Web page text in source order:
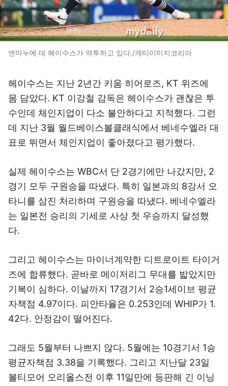
엔마누에 데 헤이수스가 역투하고 있다./게티이미지코리아
헤이수스는 지난 2년간 키움 히어로즈, KT 위즈에
몸 담았다. KT 이강철 감독은 헤이수스가 괜찮은 투
수인데 체인지업이 다소 불안하다고 지적했다. 그런
데 지난 3월 월드베이스볼클래식에서 베네수엘라 대
표로 뛰면서 체인지업이 좋아졌다고 평가했다.
실제 헤이수스는 WBC서 단 2경기에만 나갔지만, 2
경기 모두 구원승을 따냈다. 특히 일본과의 8강서 오
타니를 삼진 처리하며 구원승을 따냈다. 베네수엘라
는 일본전 승리의 기세로 사상 첫 우승까지 달성했
다.
그리고 헤이수스는 마이너계약한 디트로이트 타이거
즈에 합류했다. 곧바로 메이저리그 무대를 밟았지만
기복이 심하다. 이날까지 17경기서 2승1세이브 평균
자책점 4.97이다. 피안타율은 0.253인데 WHIP가 1.
42다. 안정감이 떨어진다.
그래도 5월부터 나쁘지 않다. 5월에는 10경기서 1승
평균자책점 3.38을 기록했다. 그리고 지난달 23일
볼티모어 오리올스전 이후 11일만에 등판해 긴 이닝